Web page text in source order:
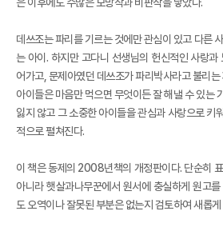
데쓰조는 파리를 기르는 것에만 관심이 있고 다른
는 아이. 하지만 고다니 선생님의 헌신적인 사랑과
어가고, 문제아였던 데쓰조가 파리박사라고 불리
아이들은 마음만 먹으면 무엇이든 잘 해낼 수 있는
잃지 않고 그 소중한 아이들을 관심과 사랑으로 키
적으로 펼쳐진다.
이 책은 동제의 2008년책의 개정판이다. 단순히
아니라 햇살과나무꾼에서 원서에 충실하게 원고
도 오역이나 잘못된 부분은 없는지 검토하여 새롭